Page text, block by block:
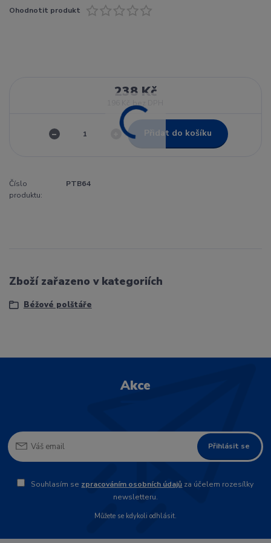
Ohodnotit produkt
238 Kč
bez DPH
Přidat do košíku
Číslo
produktu:
PTB64
Zboží zařazeno v kategoriích
Béžové polštáře
Akce
Přihlásit se
Souhlasím se zpracováním osobních údajů za účelem rozesílky
newsletteru.
Můžete se kdykoli odhlásit.